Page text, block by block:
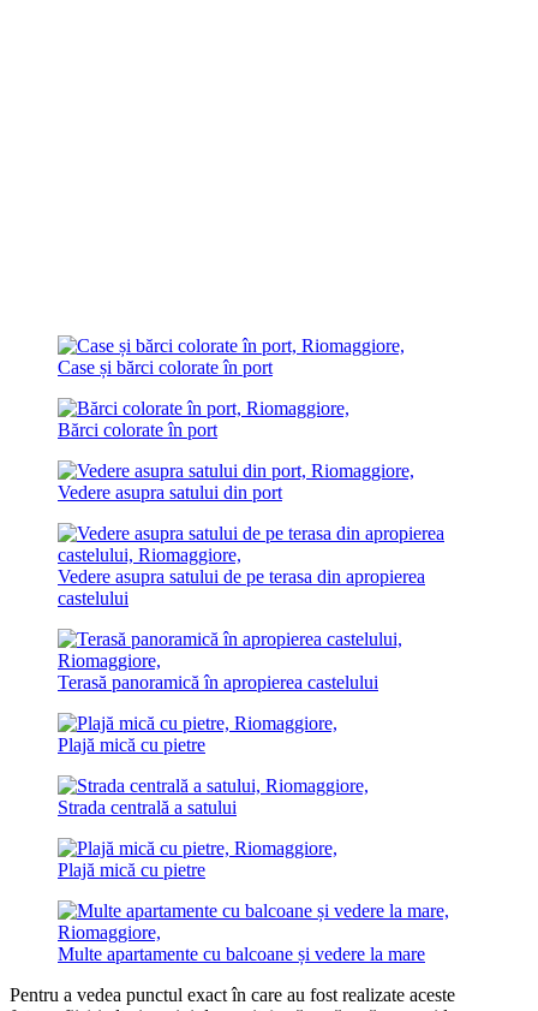
Case și bărci colorate în port
Bărci colorate în port
Vedere asupra satului din port
Vedere asupra satului de pe terasa din apropierea
castelului
Terasă panoramică în apropierea castelului
Plajă mică cu pietre
Strada centrală a satului
Plajă mică cu pietre
Multe apartamente cu balcoane și vedere la mare
Pentru a vedea punctul exact în care au fost realizate aceste